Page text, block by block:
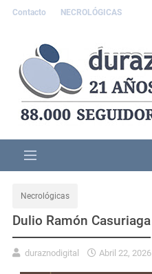
Contacto NECROLÓGICAS
Necrológicas
Dulio Ramón Casuriaga
duraznodigital Abril 22, 2026